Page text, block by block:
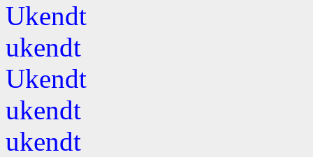
Ukendt
ukendt
Ukendt
ukendt
ukendt